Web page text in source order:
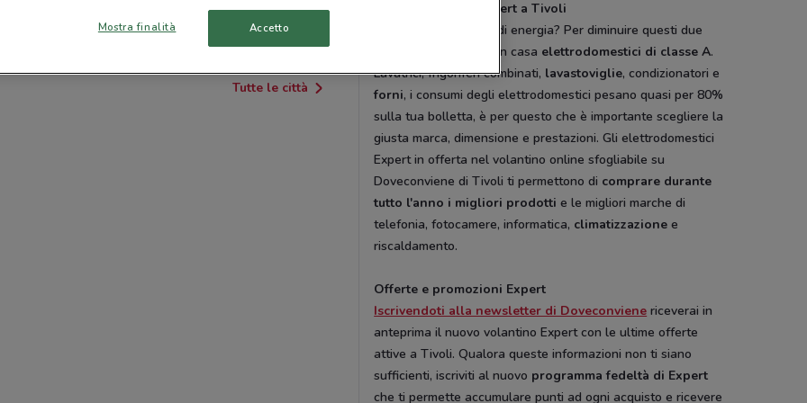
CISTERNA DI LATINA
Tutte le città
Elettrodomestici Expert a Tivoli
Risparmio di tempo e di energia? Per diminuire questi due
fattori bisogna avere in casa elettrodomestici di classe A.
Lavatrici, frigoriferi combinati, lavastoviglie, condizionatori e
forni, i consumi degli elettrodomestici pesano quasi per 80%
sulla tua bolletta, è per questo che è importante scegliere la
giusta marca, dimensione e prestazioni. Gli elettrodomestici
Expert in offerta nel volantino online sfogliabile su
Doveconviene di Tivoli ti permettono di comprare durante
tutto l'anno i migliori prodotti e le migliori marche di
telefonia, fotocamere, informatica, climatizzazione e
riscaldamento.
Offerte e promozioni Expert
Iscrivendoti alla newsletter di Doveconviene riceverai in
anteprima il nuovo volantino Expert con le ultime offerte
attive a Tivoli. Qualora queste informazioni non ti siano
sufficienti, iscriviti al nuovo programma fedeltà di Expert
che ti permette accumulare punti ad ogni acquisto e ricevere
Mostra finalità Accetto